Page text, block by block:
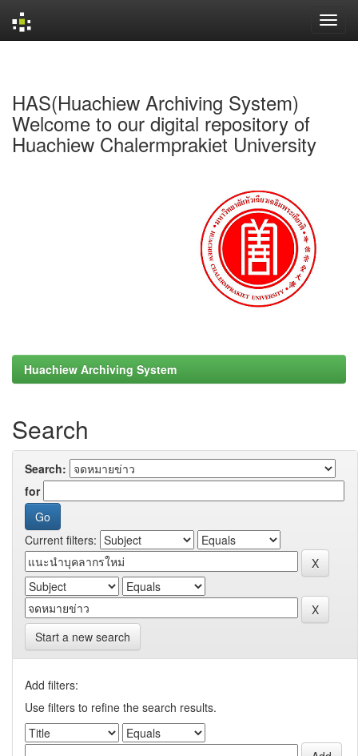
HAS(Huachiew Archiving System)
Welcome to our digital repository of
Huachiew Chalermprakiet University
Huachiew Archiving System
Search
Search:
for
Current filters:
Start a new search
Add filters:
Use filters to refine the search results.